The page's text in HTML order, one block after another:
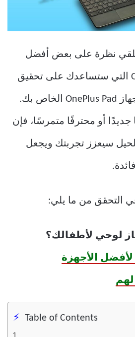
نظرة على بعض أفضل
نصائح وحيل OnePlus التي ستساعدك على تحقيق
أقصى استفادة من جهاز OnePlus Pad الخاص بك.
أو محترفًا متمرسًا، فإن
سيعزز تجربتك ويجعل
التحقق من ما يلي:
لوحي لأطفالك؟
الأجهزة
لهم
Table of Contents